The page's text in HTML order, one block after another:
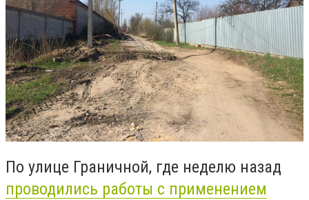
По улице Граничной, где неделю назад
проводились работы с применением